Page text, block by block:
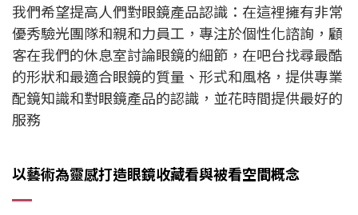
我們希望提高人們對眼鏡產品認識： 在這裡擁有非常
優秀驗光團隊和親和力員工，專注於個性化諮詢，顧
客在我們的休息室討論眼鏡的細節，在吧台找尋最酷
的形狀和最適合眼鏡的質量、形式和風格，提供專業
配鏡知識和對眼鏡產品的認識，並花時間提供最好的
服務
以藝術為靈感打造眼鏡收藏看與被看空間概念